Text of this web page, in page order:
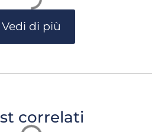
Vedi di più
correlati